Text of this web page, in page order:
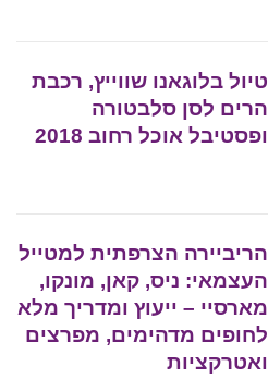
טיול בלוגאנו שווייץ, רכבת
הרים לסן סלבטורה
ופסטיבל אוכל רחוב 2018
הריביירה הצרפתית למטייל
העצמאי: ניס, קאן, מונקו,
מארסיי – ייעוץ ומדריך מלא
לחופים מדהימים, מפרצים
ואטרקציות